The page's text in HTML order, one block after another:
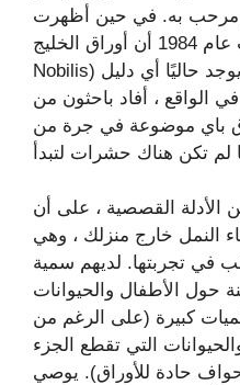
مرحب به. في حين أظهرت
دراسة أجريت عام 1984 أن أوراق الخليج (Laurus
Nobilis) فعالة ضد الصراصير ، لا يوجد حاليًا أي دليل
الواقع ، أفاد باحثون من
باي موضوعة في جرة من
الأدلة القصصية ، على أن
النمل خارج منزلك ، وهي
في تجربتها. لديهم سمية
حول الأطفال والحيوانات
بكميات كبيرة (على الرغم من
التي تقطع الجزء
حادة للأوراق). يوصي